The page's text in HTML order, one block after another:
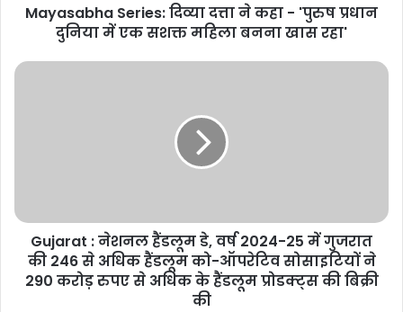
दुनिया
सशक्त
Mayasabha Series: दिव्या दत्ता ने कहा - 'पुरुष प्रधान
दुनिया में एक सशक्त महिला बनना खास रहा'
Gujarat
में
गुजरात
246
Gujarat : नेशनल हैंडलूम डे, वर्ष 2024-25 में गुजरात
की 246 से अधिक हैंडलूम को-ऑपरेटिव सोसाइटियों ने
290 करोड़ रुपए से अधिक के हैंडलूम प्रोडक्ट्स की बिक्री
की